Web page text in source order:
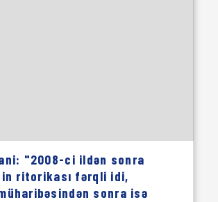
"2008-ci ildən sonra
ritorikası fərqli idi,
sonra isə